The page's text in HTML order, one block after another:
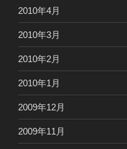
2010年4月
2010年3月
2010年2月
2010年1月
2009年12月
2009年11月